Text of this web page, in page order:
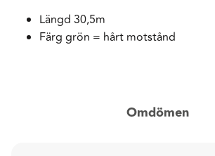
Längd 30,5m
Färg grön = hårt motstånd
Omdömen